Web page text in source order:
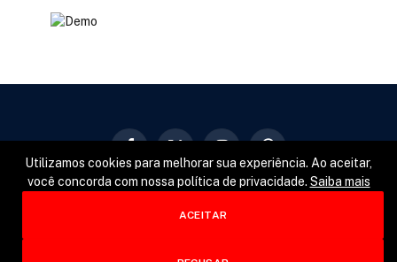
(Twitter)
Utilizamos cookies para melhorar sua experiência. Ao aceitar,
você concorda com nossa política de privacidade. Saiba mais
ACEITAR